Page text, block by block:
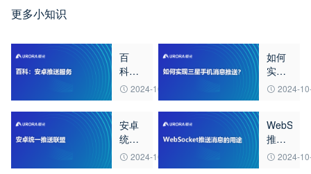
更多小知识
百
科：
安卓2024-10-22
如何
实现
三星
推
送？
2024-
安卓
统一
推送2024-10-22
推送
消息2024-